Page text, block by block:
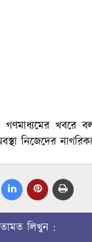
গণমাধ্যমের খবরে
নিজেদের
লিখুন :